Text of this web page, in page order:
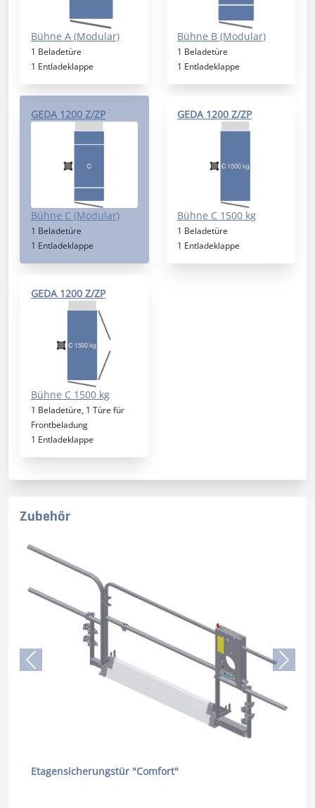
Bühne A (Modular)
1 Beladetüre
1 Entladeklappe
Bühne B (Modular)
1 Beladetüre
1 Entladeklappe
GEDA 1200 Z/ZP
Bühne C (Modular)
1 Beladetüre
1 Entladeklappe
GEDA 1200 Z/ZP
Bühne C 1500 kg
1 Beladetüre
1 Entladeklappe
GEDA 1200 Z/ZP
Bühne C 1500 kg
1 Beladetüre, 1 Türe für
Frontbeladung
1 Entladeklappe
Zubehör
Etagensicherungstür "Comfort"